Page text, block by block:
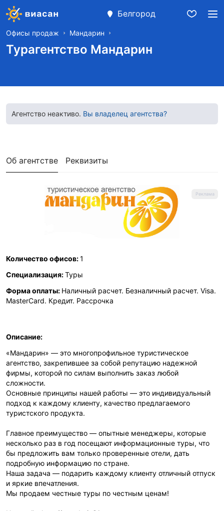
Белгород
Офисы продаж Мандарин
Турагентство Мандарин
Агентство неактиво. Вы владелец агентства?
Об агентстве Реквизиты
Количество офисов:1
Специализация:Туры
Форма оплаты: Наличный расчет. Безналичный расчет. Visa.
MasterCard. Кредит. Рассрочка
Описание:
«Мандарин» — это многопрофильное туристическое
агентство, закрепившее за собой репутацию надежной
фирмы, которой по силам выполнить заказ любой
сложности.
Основные принципы нашей работы — это индивидуальный
подход к каждому клиенту, качество предлагаемого
туристского продукта.
Главное преимущество — опытные менеджеры, которые
несколько раз в год посещают информационные туры, что
бы предложить вам только проверенные отели, дать
подробную информацию по стране.
Наша задача — подарить каждому клиенту отличный отпуск
и яркие впечатления.
Мы продаем честные туры по честным ценам!